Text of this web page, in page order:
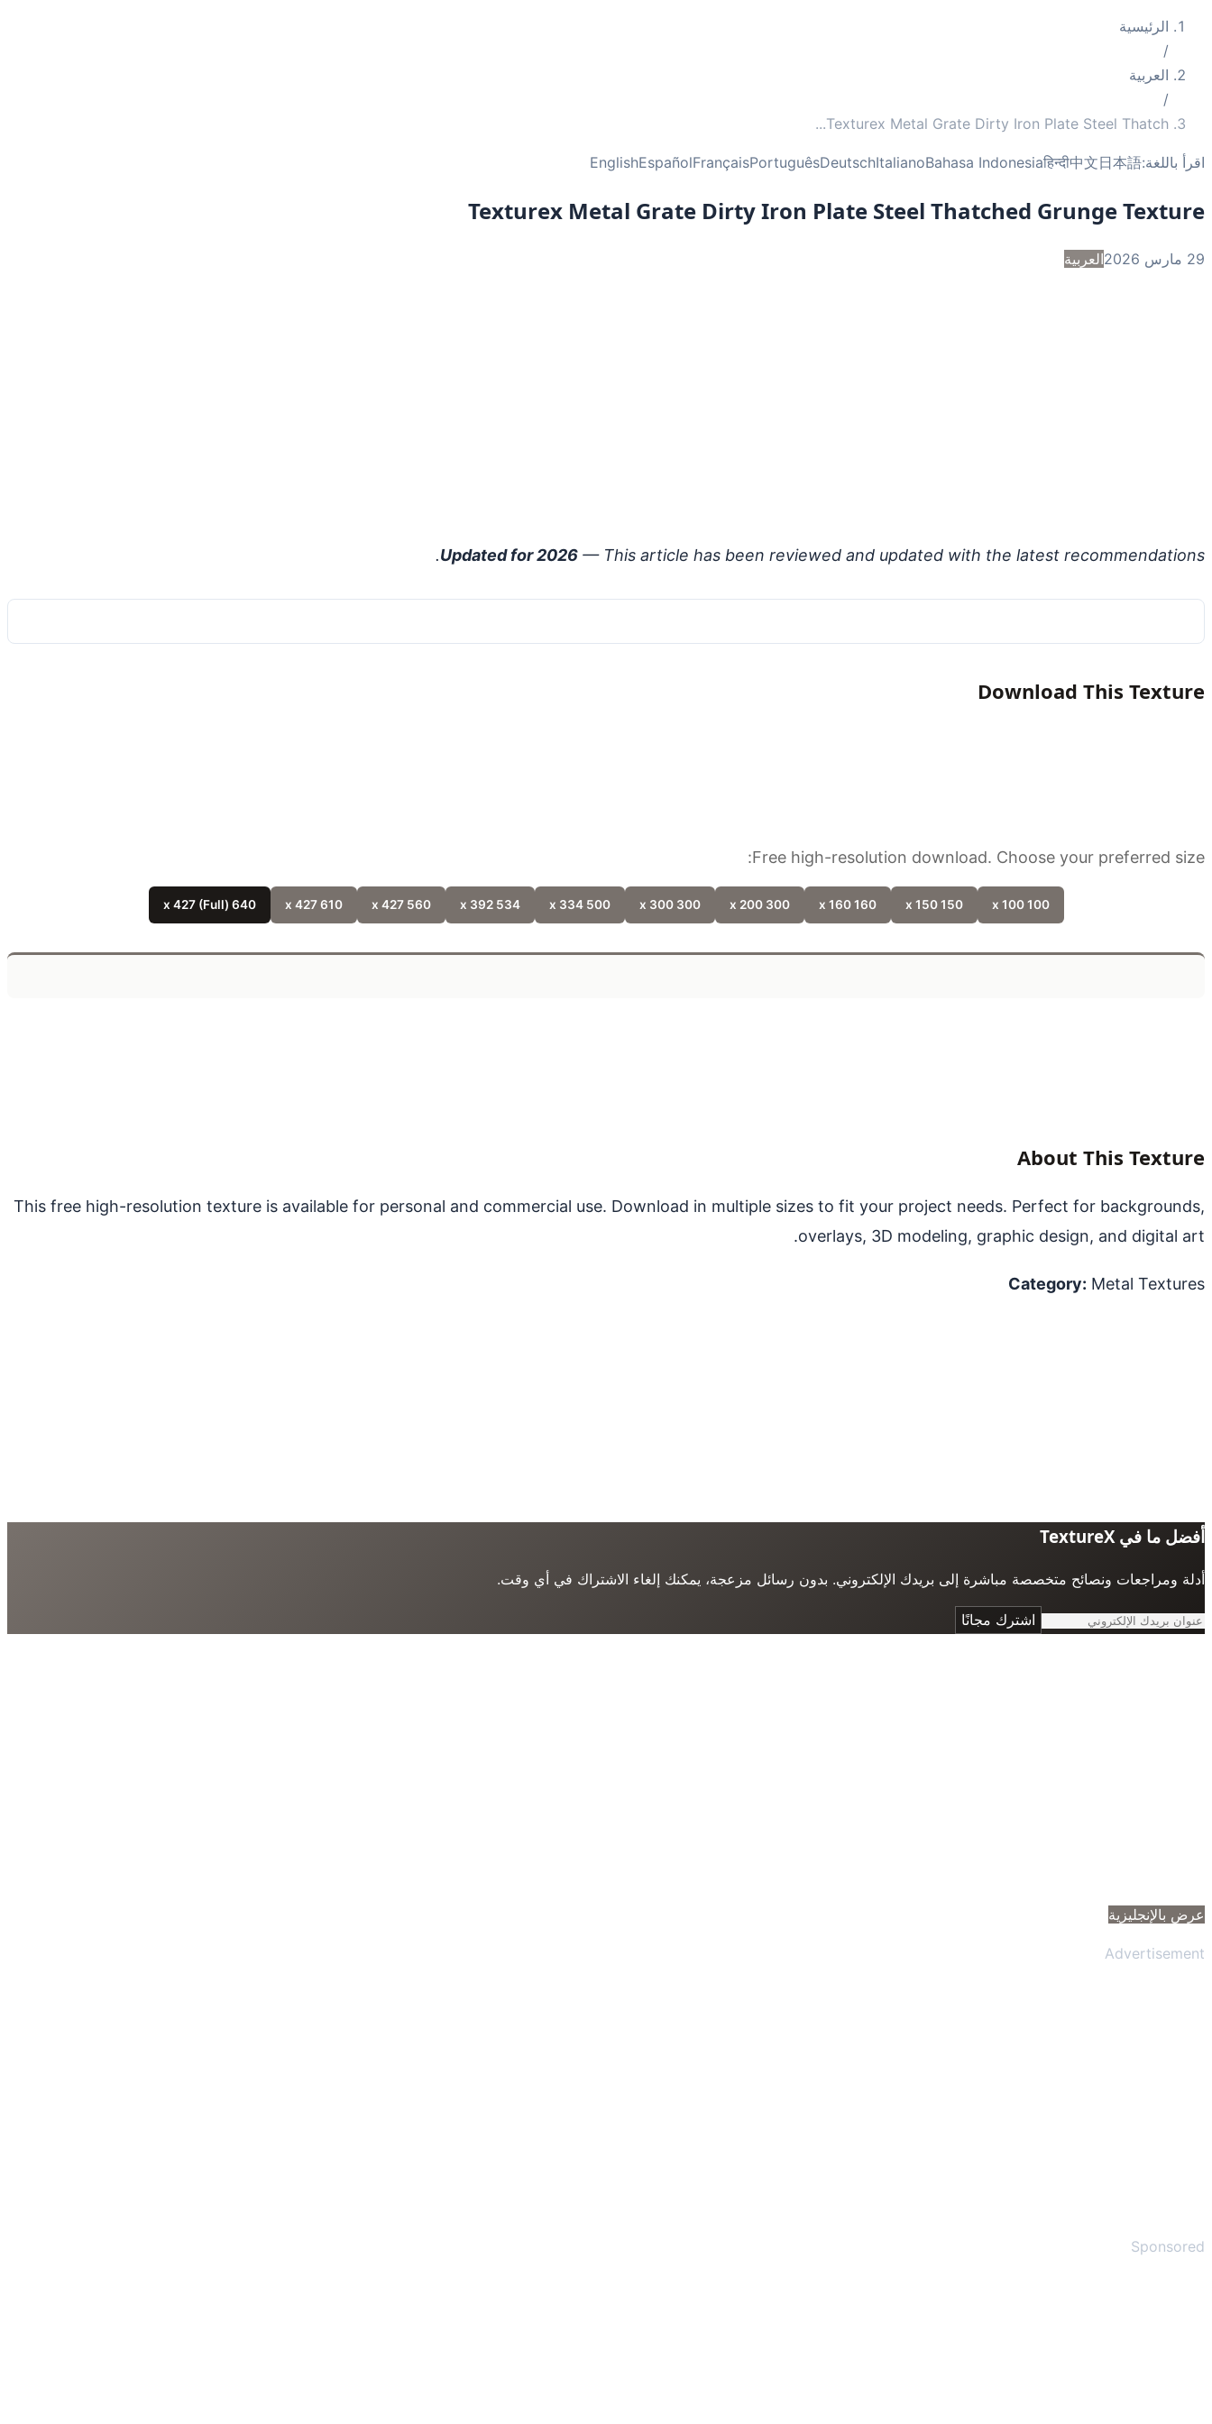
الرئيسية
/
العربية
/
Texturex Metal Grate Dirty Iron Plate Steel Thatch
...
اقرأ باللغة: EnglishEspañolFrançaisPortuguêsDeutschItalianoBahasa Indonesiaहिन्दी中文日本語
Texturex Metal Grate Dirty Iron Plate Steel Thatched Grunge Texture
29 مارس 2026 العربية
Updated for 2026 — This article has been reviewed and updated with the latest recommendations.
Download This Texture
Free high-resolution download. Choose your preferred size:
100 x 100
150 x 150
160 x 160
300 x 200
300 x 300
500 x 334
534 x 392
560 x 427
610 x 427
640 x 427 (Full)
About This Texture
This free high-resolution texture is available for personal and commercial use. Download in multiple sizes to fit your project needs. Perfect for backgrounds,
overlays, 3D modeling, graphic design, and digital art.
Category: Metal Textures
أفضل ما في TextureX
أدلة ومراجعات ونصائح متخصصة مباشرة إلى بريدك الإلكتروني. بدون رسائل مزعجة، يمكنك إلغاء الاشتراك في أي وقت.
اشترك مجانًا
عرض بالإنجليزية
Advertisement
Sponsored